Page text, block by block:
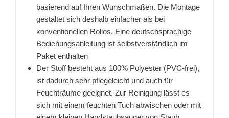
basierend auf Ihren Wunschmaßen. Die Montage
gestaltet sich deshalb einfacher als bei
konventionellen Rollos. Eine deutschsprachige
Bedienungsanleitung ist selbstverständlich im
Paket enthalten
Der Stoff besteht aus 100% Polyester (PVC-frei),
ist dadurch sehr pflegeleicht und auch für
Feuchträume geeignet. Zur Reinigung lässt es
sich mit einem feuchten Tuch abwischen oder mit